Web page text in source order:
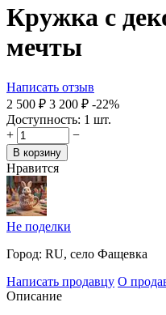
Кружка с
мечты
Написать отзыв
2 500 ₽ 3 200 ₽ -22%
Доступность: 1 шт.
+
−
В корзину
Нравится
Не поделки
Город: RU, село Фащевка
Написать продавцу О
Описание